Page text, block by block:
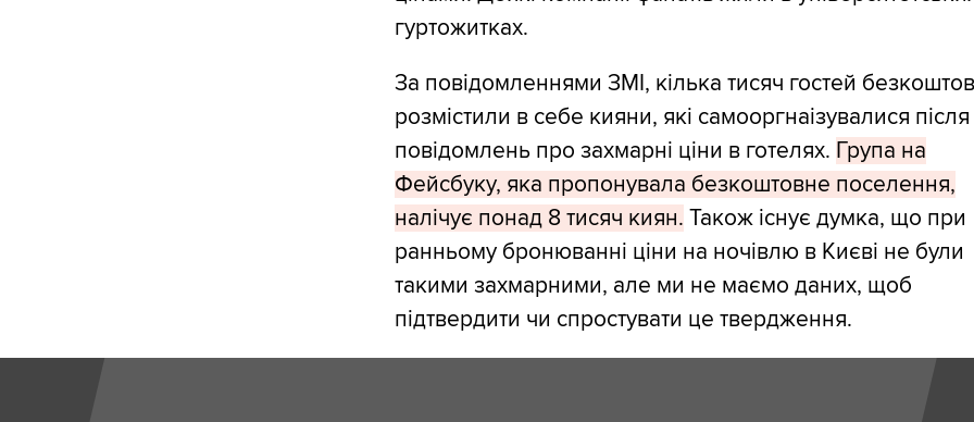
гуртожитках.
За повідомленнями ЗМІ, кілька тисяч гостей
розмістили в себе кияни, які самооргнаізувалися після
повідомлень про захмарні ціни в готелях. Група на
Фейсбуку, яка пропонувала безкоштовне поселення,
налічує понад 8 тисяч киян. Також існує думка, що при
ранньому бронюванні ціни на ночівлю в Києві не були
такими захмарними, але ми не маємо даних, щоб
підтвердити чи спростувати це твердження.